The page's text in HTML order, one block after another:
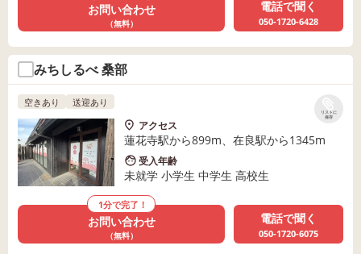
お問い合わせ
（無料）
電話で聞く
050-1720-6428
みちしるべ 桑部
リストに
保存
空きあり 送迎あり
アクセス
蓮花寺駅から899m、在良駅から1345m
受入年齢
未就学 小学生 中学生 高校生
1分で完了！
お問い合わせ
（無料）
電話で聞く
050-1720-6075